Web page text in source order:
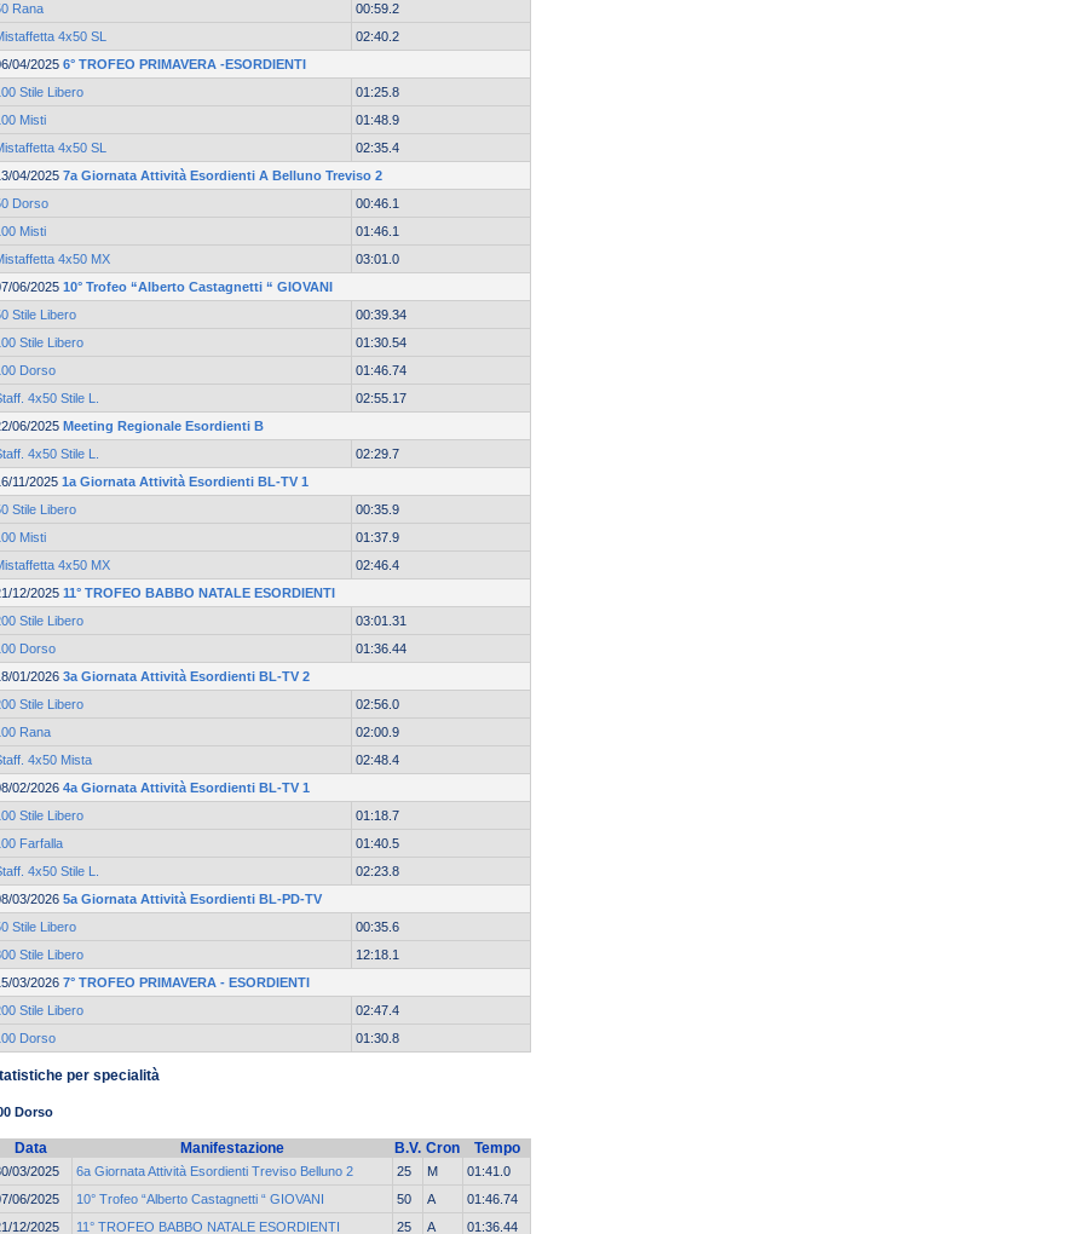
Rana
00:59.2
4x50 SL
02:40.2
04/2025 6° TROFEO PRIMAVERA -ESORDIENTI
Stile Libero
01:25.8
Misti
01:48.9
4x50 SL
02:35.4
04/2025 7a Giornata Attività Esordienti A Belluno Treviso 2
Dorso
00:46.1
Misti
01:46.1
4x50 MX
03:01.0
06/2025 10° Trofeo “Alberto Castagnetti “ GIOVANI
Stile Libero
00:39.34
Stile Libero
01:30.54
Dorso
01:46.74
4x50 Stile L.
02:55.17
06/2025 Meeting Regionale Esordienti B
4x50 Stile L.
02:29.7
11/2025 1a Giornata Attività Esordienti BL-TV 1
Stile Libero
00:35.9
Misti
01:37.9
4x50 MX
02:46.4
12/2025 11° TROFEO BABBO NATALE ESORDIENTI
Stile Libero
03:01.31
Dorso
01:36.44
01/2026 3a Giornata Attività Esordienti BL-TV 2
Stile Libero
02:56.0
Rana
02:00.9
4x50 Mista
02:48.4
02/2026 4a Giornata Attività Esordienti BL-TV 1
Stile Libero
01:18.7
Farfalla
01:40.5
4x50 Stile L.
02:23.8
03/2026 5a Giornata Attività Esordienti BL-PD-TV
Stile Libero
00:35.6
Stile Libero
12:18.1
03/2026 7° TROFEO PRIMAVERA - ESORDIENTI
Stile Libero
02:47.4
Dorso
01:30.8
per specialità
Dorso
Data Manifestazione B.V. Cron Tempo
03/2025 6a Giornata Attività Esordienti Treviso Belluno 2 25 M
01:41.0
06/2025
10° Trofeo “Alberto Castagnetti “ GIOVANI 50 A
01:46.74
12/2025
11° TROFEO BABBO NATALE ESORDIENTI 25 A 01:36.44